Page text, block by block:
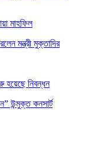
মাহফিল
মন্ত্রী মুক্তাদির
হয়েছে নিবন্ধন
উন্মুক্ত কনসার্ট